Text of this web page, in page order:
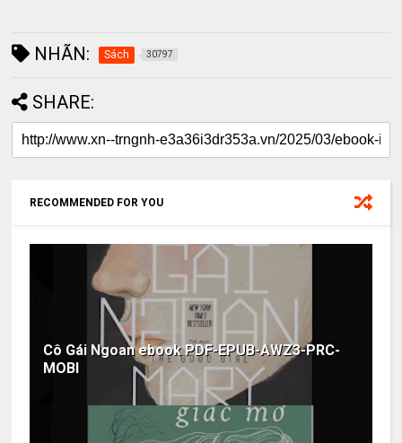
NHÃN: Sách 30797
SHARE:
RECOMMENDED FOR YOU
Cô Gái Ngoan ebook PDF-EPUB-AWZ3-PRC-
MOBI